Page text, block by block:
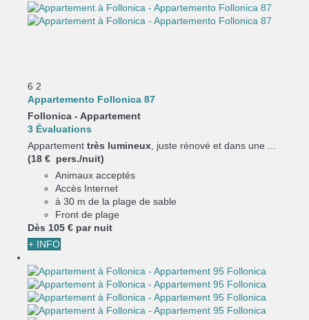
6 2
Appartemento Follonica 87
Follonica - Appartement
3 Évaluations
Appartement très lumineux , juste rénové et dans une ...
(18 € pers./nuit)
Animaux acceptés
Accès Internet
à 30 m de la plage de sable
Front de plage
Dès 105 € par nuit
+ INFO